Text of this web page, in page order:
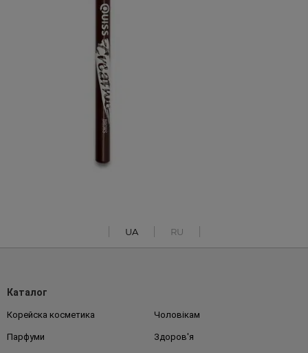
UA RU
Каталог
Корейска косметика Чоловікам
Парфуми Здоров'я